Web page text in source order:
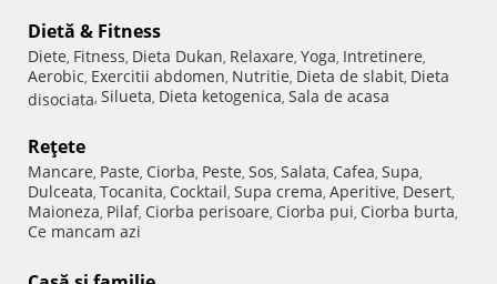
Dietă & Fitness
Diete, Fitness, Dieta Dukan, Relaxare, Yoga, Intretinere,
Aerobic, Exercitii abdomen, Nutritie, Dieta de slabit, Dieta
disociata, Silueta, Dieta ketogenica, Sala de acasa
Reţete
Mancare, Paste, Ciorba, Peste, Sos, Salata, Cafea, Supa,
Dulceata, Tocanita, Cocktail, Supa crema, Aperitive, Desert,
Maioneza, Pilaf, Ciorba perisoare, Ciorba pui, Ciorba burta,
Ce mancam azi